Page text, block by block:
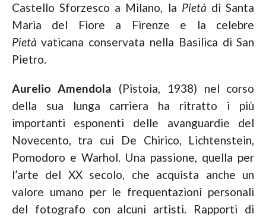
Castello Sforzesco a Milano, la Pietà di Santa
Maria del Fiore a Firenze e la celebre
Pietàvaticana conservata nella Basilica di San
Pietro.
Aurelio Amendola (Pistoia, 1938) nel corso
della sua lunga carriera ha ritratto i più
importanti esponenti delle avanguardie del
Novecento, tra cui De Chirico, Lichtenstein,
Pomodoro e Warhol. Una passione, quella per
l’arte del XX secolo, che acquista anche un
valore umano per le frequentazioni personali
del fotografo con alcuni artisti. Rapporti di